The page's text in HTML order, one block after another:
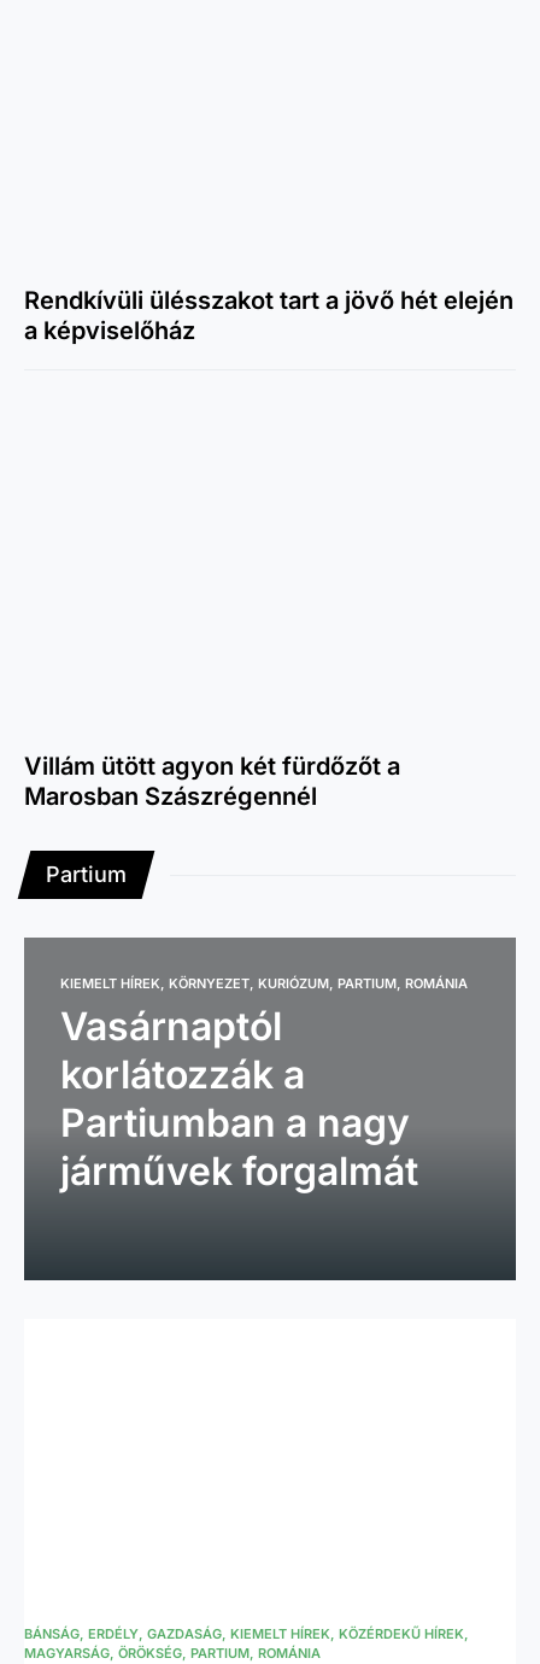
Rendkívüli ülésszakot tart a jövő hét elején
a képviselőház
Villám ütött agyon két fürdőzőt a
Marosban Szászrégennél
Partium
KIEMELT HÍREK KÖRNYEZET KURIÓZUM PARTIUM ROMÁNIA
Vasárnaptól
korlátozzák a
Partiumban a nagy
járművek forgalmát
BÁNSÁG ERDÉLY GAZDASÁG KIEMELT HÍREK KÖZÉRDEKŰ HÍREK
MAGYARSÁG ÖRÖKSÉG PARTIUM ROMÁNIA